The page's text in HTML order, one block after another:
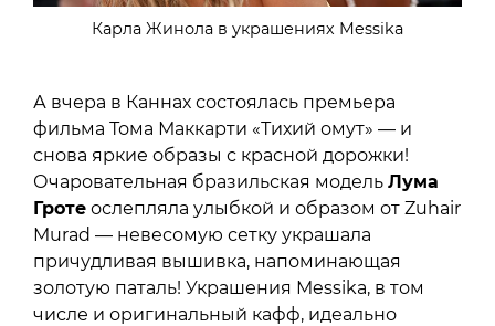
Карла Жинола в украшениях Messika
А вчера в Каннах состоялась премьера
фильма Тома Маккарти «Тихий омут» — и
снова яркие образы с красной дорожки!
Очаровательная бразильская модель Лума
Гроте ослепляла улыбкой и образом от Zuhair
Murad — невесомую сетку украшала
причудливая вышивка, напоминающая
золотую паталь! Украшения Messika, в том
числе и оригинальный кафф, идеально